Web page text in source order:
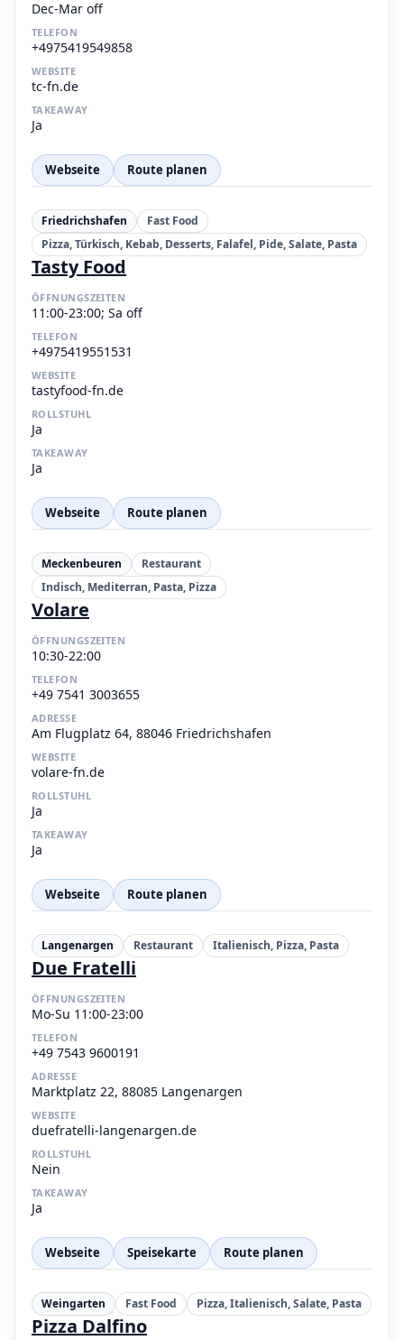
Dec-Mar off
TELEFON
+4975419549858
WEBSITE
tc-fn.de
TAKEAWAY
Ja
Webseite Route planen
Friedrichshafen
Fast Food
Pizza, Türkisch, Kebab, Desserts, Falafel, Pide, Salate, Pasta
Tasty Food
ÖFFNUNGSZEITEN
11:00-23:00; Sa off
TELEFON
+4975419551531
WEBSITE
tastyfood-fn.de
ROLLSTUHL
Ja
TAKEAWAY
Ja
Webseite Route planen
Meckenbeuren
Restaurant
Indisch, Mediterran, Pasta, Pizza
Volare
ÖFFNUNGSZEITEN
10:30-22:00
TELEFON
+49 7541 3003655
ADRESSE
Am Flugplatz 64, 88046 Friedrichshafen
WEBSITE
volare-fn.de
ROLLSTUHL
Ja
TAKEAWAY
Ja
Webseite Route planen
Langenargen Restaurant Italienisch, Pizza, Pasta
Due Fratelli
ÖFFNUNGSZEITEN
Mo-Su 11:00-23:00
TELEFON
+49 7543 9600191
ADRESSE
Marktplatz 22, 88085 Langenargen
WEBSITE
duefratelli-langenargen.de
ROLLSTUHL
Nein
TAKEAWAY
Ja
Webseite Speisekarte Route planen
Weingarten Fast Food Pizza, Italienisch, Salate, Pasta
Pizza Dalfino